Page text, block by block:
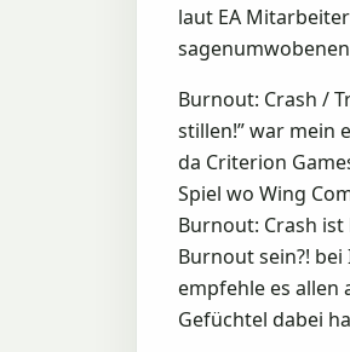
laut EA
Burnout: Crash /
stillen!” war mein
da Criterion
Spiel wo Wing
Burnout: Crash
Burnout sein?!
empfehle es allen
Gefüchtel dabei